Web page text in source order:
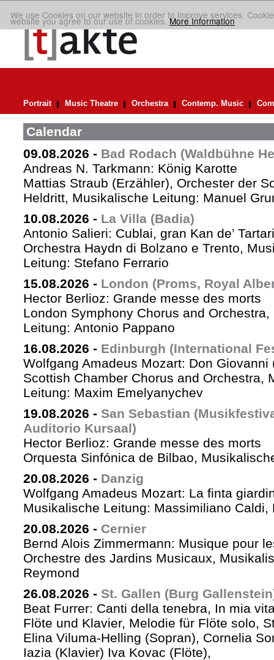
We use Cookies on our website in order to improve services.
website you agree to our use of cookies.More Information
Portrait Music Theatre Orchestra Contemp. Music
Calendar
09.08.2026 - Bad Rodach (Waldbühne
Andreas N. Tarkmann: König Karotte
Mattias Straub (Erzähler), Orchester der
Heldritt, Musikalische Leitung: Manuel
10.08.2026 - La Villa (Badia)
Antonio Salieri: Cublai, gran Kan de’
Orchestra Haydn di Bolzano e Trento,
Leitung: Stefano Ferrario
15.08.2026 - London (Proms, Royal
Hector Berlioz: Grande messe des morts
London Symphony Chorus and
Leitung: Antonio Pappano
16.08.2026 - Edinburgh (International
Wolfgang Amadeus Mozart: Don Giovanni
Scottish Chamber Chorus and Orchestra,
Leitung: Maxim Emelyanychev
19.08.2026 - San Sebastian
Auditorio Kursaal)
Hector Berlioz: Grande messe des morts
Orquesta Sinfónica de Bilbao,
20.08.2026 - Danzig
Wolfgang Amadeus Mozart: La finta
Musikalische Leitung: Massimiliano Caldi,
20.08.2026 - Cernier
Bernd Alois Zimmermann: Musique pour
Orchestre des Jardins Musicaux,
Reymond
26.08.2026 - St. Gallen (Burg
Beat Furrer: Canti della tenebra, In mia
Flöte und Klavier, Melodie für Flöte solo,
Elina Viluma-Helling (Sopran), Cornelia
Iazia (Klavier) Iva Kovac (Flöte),